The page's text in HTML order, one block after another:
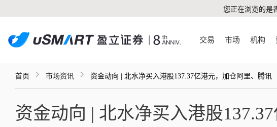
您正在浏览的是
交易 市场 机构
首页 市场资讯 资金动向 | 北水净买入港股137.37亿港元，加仓阿里、腾讯
资金动向 | 北水净买入港股